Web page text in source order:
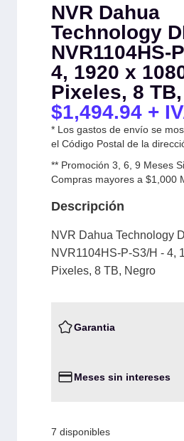
NVR Dahua
Technology
NVR1104HS-
4, 1920 x
Pixeles, 8
$1,494.94 +
* Los gastos de envío se
el Código Postal de la
** Promoción 3, 6, 9 Meses
Compras mayores a $1,000
Descripción
NVR Dahua Technology
NVR1104HS-P-S3/H - 4,
Pixeles, 8 TB, Negro
Garantia
Meses sin intereses
7 disponibles